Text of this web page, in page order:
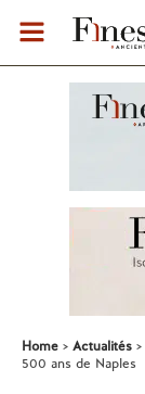
Home Actualités
500 ans de Naples